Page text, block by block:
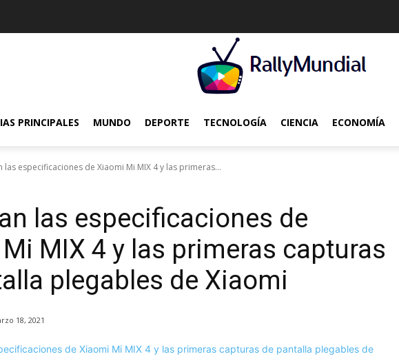
PRINCIPALES MUNDO DEPORTE TECNOLOGÍA CIENCIA ECONOMÍA
las especificaciones de Xiaomi Mi MIX 4 y las primeras...
las especificaciones de
MIX 4 y las primeras capturas
plegables de Xiaomi
18, 2021